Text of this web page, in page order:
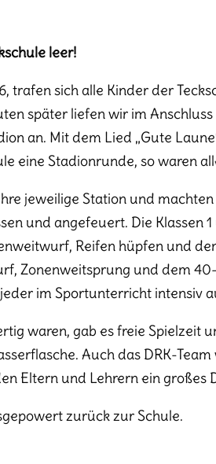
leer!
trafen sich alle Kinder der
später liefen wir im Anschluss
an. Mit dem Lied „Gute
eine Stadionrunde, so waren
jeweilige Station und
und angefeuert. Die Klassen
Reifen hüpfen und
Zonenweitsprung und dem
im Sportunterricht intensiv
waren, gab es freie Spielzeit
Auch das DRK-
Eltern und Lehrern ein großes
zurück zur Schule.